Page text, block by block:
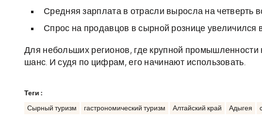
Средняя зарплата в отрасли выросла на четверть
Спрос на продавцов в сырной рознице увеличился
Для небольших регионов, где крупной промышленности
шанс. И судя по цифрам, его начинают использовать.
Теги :
Сырный туризм гастрономический туризм Алтайский край Адыгея